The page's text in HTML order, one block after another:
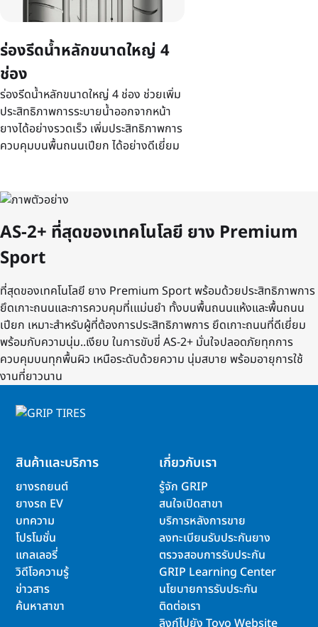
ร่องรีดน้ำหลักขนาดใหญ่ 4
ช่อง
ร่องรีดน้ำหลักขนาดใหญ่ 4 ช่อง ช่วยเพิ่ม
ประสิทธิภาพการระบายน้ำออกจากหน้า
ยางได้อย่างรวดเร็ว เพิ่มประสิทธิภาพการ
ควบคุมบนพื้นถนนเปียก ได้อย่างดีเยี่ยม
AS-2+ ที่สุดของเทคโนโลยี ยาง Premium
Sport
ที่สุดของเทคโนโลยี ยาง Premium Sport พร้อมด้วยประสิทธิภาพการ
ยึดเกาะถนนและการควบคุมที่เแม่นยำ ทั้งบนพื้นถนนแห้งและพื้นถนน
เปียก เหมาะสำหรับผู้ที่ต้องการประสิทธิภาพการ ยึดเกาะถนนที่ดีเยี่ยม
พร้อมกับความนุ่ม..เงียบ ในการขับขี่ AS-2+ มั่นใจปลอดภัยทุกการ
ควบคุมบนทุกพื้นผิว เหนือระดับด้วยความ นุ่มสบาย พร้อมอายุการใช้
งานที่ยาวนาน
สินค้าและบริการ
ยางรถยนต์
ยางรถ EV
บทความ
โปรโมชั่น
แกลเลอรี่
วิดีโอความรู้
ข่าวสาร
ค้นหาสาขา
เกี่ยวกับเรา
รู้จัก GRIP
สนใจเปิดสาขา
บริการหลังการขาย
ลงทะเบียนรับประกันยาง
ตรวจสอบการรับประกัน
GRIP Learning Center
นโยบายการรับประกัน
ติดต่อเรา
ลิงก์ไปยัง Toyo Website